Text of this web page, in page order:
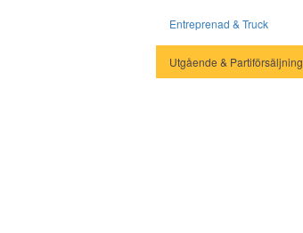
Entreprenad & Truck
Utgående & Partiförsäljning